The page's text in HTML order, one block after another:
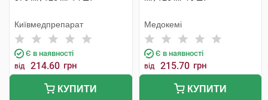
Київмедпрепарат
Є в наявності
від 214.60 грн
КУПИТИ
Медокемі
Є в наявності
від 215.70 грн
КУПИТИ